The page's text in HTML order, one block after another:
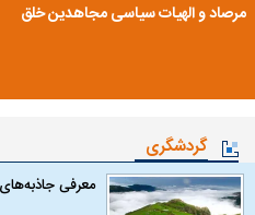
مرصاد و الهیات سیاسی مجاهدین خلق
گردشگری
معرفی